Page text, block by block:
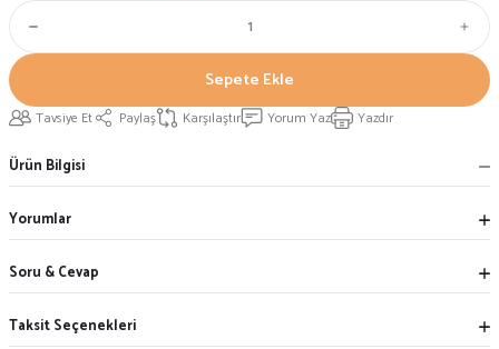
Sepete Ekle
Tavsiye Et Paylaş Karşılaştır Yorum Yaz Yazdır
Ürün Bilgisi
Yorumlar
Soru & Cevap
Taksit Seçenekleri